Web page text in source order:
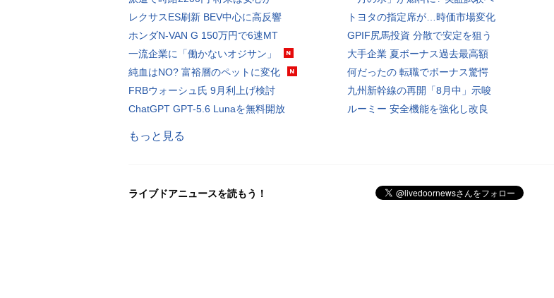
レクサスES刷新 BEV中心に高反響
ホンダN-VAN G 150万円で6速MT
一流企業に「働かないオジサン」
純血はNO? 富裕層のペットに変化
FRBウォーシュ氏 9月利上げ検討
ChatGPT GPT-5.6 Lunaを無料開放
トヨタの指定席が…時価市場変化
GPIF尻馬投資 分散で安定を狙う
大手企業 夏ボーナス過去最高額
何だったの 転職でボーナス驚愕
九州新幹線の再開「8月中」示唆
ルーミー 安全機能を強化し改良
もっと見る
ライブドアニュースを読もう！